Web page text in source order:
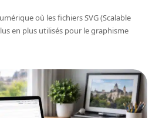
où les fichiers SVG (Scalable
en plus utilisés pour le graphisme